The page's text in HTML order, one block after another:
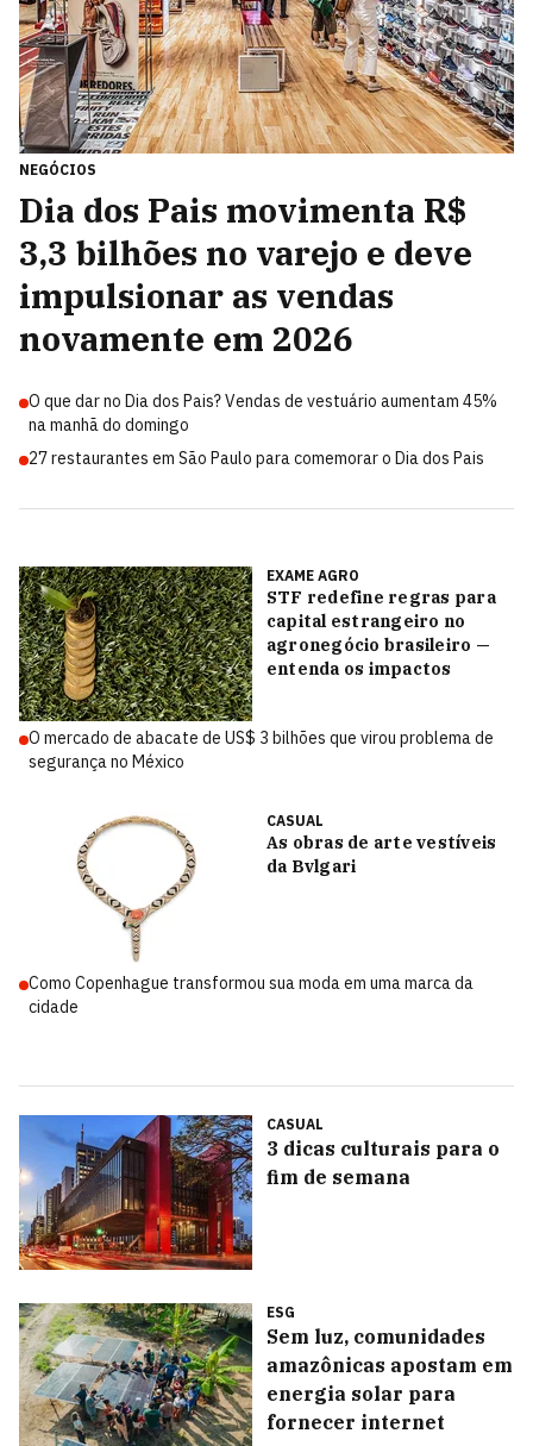
NEGÓCIOS
Dia dos Pais movimenta R$
3,3 bilhões no varejo e deve
impulsionar as vendas
novamente em 2026
O que dar no Dia dos Pais? Vendas de vestuário aumentam 45%
na manhã do domingo
27 restaurantes em São Paulo para comemorar o Dia dos Pais
EXAME AGRO
STF redefine regras para
capital estrangeiro no
agronegócio brasileiro —
entenda os impactos
O mercado de abacate de US$ 3 bilhões que virou problema de
segurança no México
CASUAL
As obras de arte vestíveis
da Bvlgari
Como Copenhague transformou sua moda em uma marca da
cidade
CASUAL
3 dicas culturais para o
fim de semana
ESG
Sem luz, comunidades
amazônicas apostam em
energia solar para
fornecer internet